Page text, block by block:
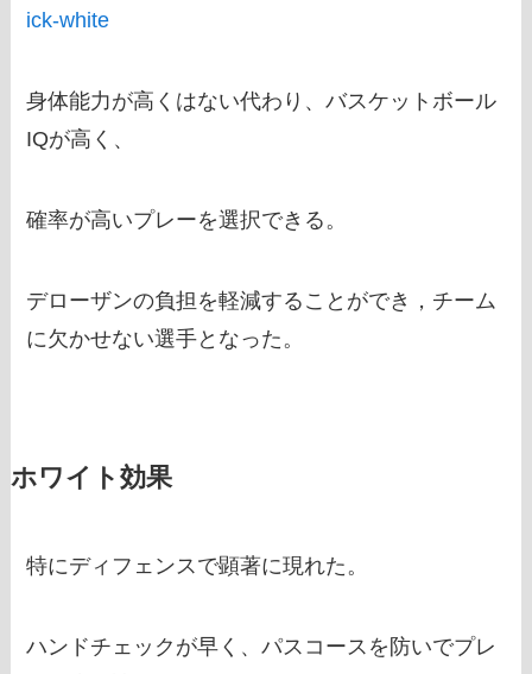
ick-white
身体能力が高くはない代わり、バスケットボール
IQが高く、
確率が高いプレーを選択できる。
デローザンの負担を軽減することができ，チーム
に欠かせない選手となった。
ホワイト効果
特にディフェンスで顕著に現れた。
ハンドチェックが早く、パスコースを防いでプレ